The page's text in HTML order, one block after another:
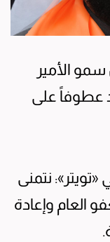
سمو الأمير
عطوفاً على
نتمنى
العام وإعادة